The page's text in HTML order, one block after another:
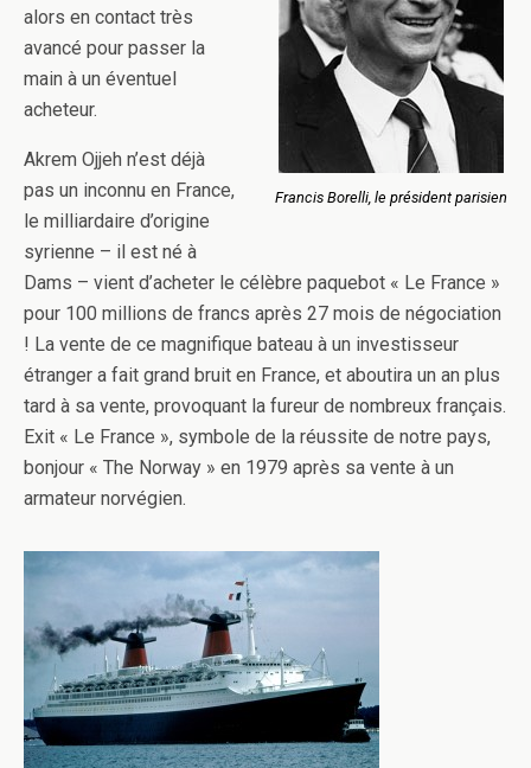
Francis Borelli, le président parisien
alors en contact très
avancé pour passer la
main à un éventuel
acheteur.
Akrem Ojjeh n’est déjà
pas un inconnu en France,
le milliardaire d’origine
syrienne – il est né à
Dams – vient d’acheter le célèbre paquebot « Le France »
pour 100 millions de francs après 27 mois de négociation
! La vente de ce magnifique bateau à un investisseur
étranger a fait grand bruit en France, et aboutira un an plus
tard à sa vente, provoquant la fureur de nombreux français.
Exit « Le France », symbole de la réussite de notre pays,
bonjour « The Norway » en 1979 après sa vente à un
armateur norvégien.